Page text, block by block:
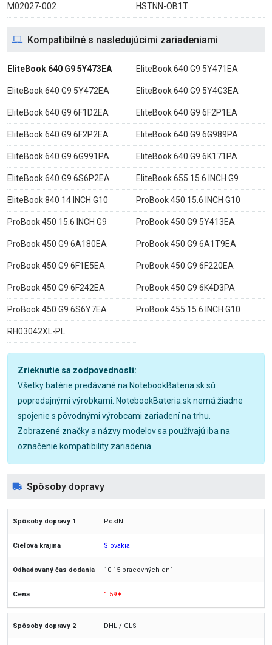
M02027-002 HSTNN-OB1T
Kompatibilné s nasledujúcimi zariadeniami
EliteBook 640 G9 5Y473EA EliteBook 640 G9 5Y471EA
EliteBook 640 G9 5Y472EA EliteBook 640 G9 5Y4G3EA
EliteBook 640 G9 6F1D2EA EliteBook 640 G9 6F2P1EA
EliteBook 640 G9 6F2P2EA EliteBook 640 G9 6G989PA
EliteBook 640 G9 6G991PA EliteBook 640 G9 6K171PA
EliteBook 640 G9 6S6P2EA EliteBook 655 15.6 INCH G9
EliteBook 840 14 INCH G10 ProBook 450 15.6 INCH G10
ProBook 450 15.6 INCH G9 ProBook 450 G9 5Y413EA
ProBook 450 G9 6A180EA ProBook 450 G9 6A1T9EA
ProBook 450 G9 6F1E5EA ProBook 450 G9 6F220EA
ProBook 450 G9 6F242EA ProBook 450 G9 6K4D3PA
ProBook 450 G9 6S6Y7EA ProBook 455 15.6 INCH G10
RH03042XL-PL
Zrieknutie sa zodpovednosti:
Všetky batérie predávané na NotebookBateria.sk sú
popredajnými výrobkami. NotebookBateria.sk nemá žiadne
spojenie s pôvodnými výrobcami zariadení na trhu.
Zobrazené značky a názvy modelov sa používajú iba na
označenie kompatibility zariadenia.
Spôsoby dopravy
PostNL
Slovakia
10-15 pracovných dní
1.59 €
DHL / GLS